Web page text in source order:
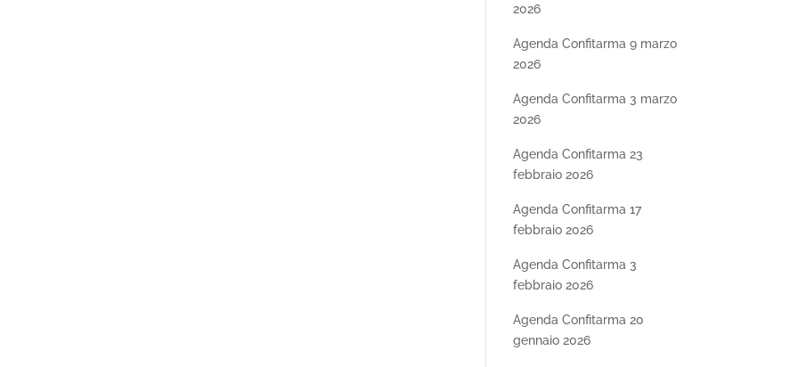
2026
Agenda Confitarma 9 marzo
2026
Agenda Confitarma 3 marzo
2026
Agenda Confitarma 23
febbraio 2026
Agenda Confitarma 17
febbraio 2026
Agenda Confitarma 3
febbraio 2026
Agenda Confitarma 20
gennaio 2026